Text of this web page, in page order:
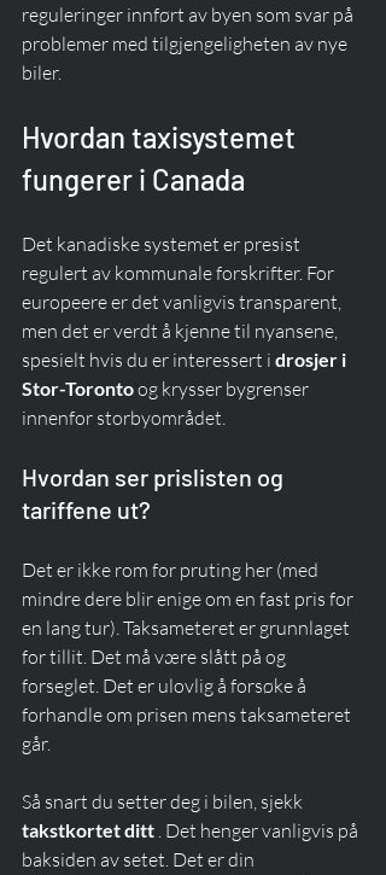
reguleringer innført av byen som svar på
problemer med tilgjengeligheten av nye
biler.
Hvordan taxisystemet
fungerer i Canada
Det kanadiske systemet er presist
regulert av kommunale forskrifter. For
europeere er det vanligvis transparent,
men det er verdt å kjenne til nyansene,
spesielt hvis du er interessert i drosjer i
Stor-Toronto og krysser bygrenser
innenfor storbyområdet.
Hvordan ser prislisten og
tariffene ut?
Det er ikke rom for pruting her (med
mindre dere blir enige om en fast pris for
en lang tur). Taksameteret er grunnlaget
for tillit. Det må være slått på og
forseglet. Det er ulovlig å forsøke å
forhandle om prisen mens taksameteret
går.
Så snart du setter deg i bilen, sjekk
takstkortet ditt . Det henger vanligvis på
baksiden av setet. Det er din